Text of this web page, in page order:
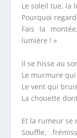
Le soleil tue, la
Pourquoi
Fais la
lumière ! »
Il se hisse au
Le murmure
Le vent qui
La chouette
Et la rumeur se
Souffle,